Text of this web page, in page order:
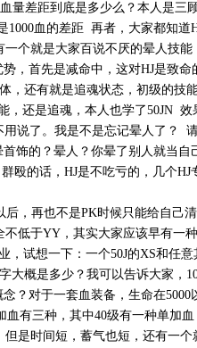
量差距到底是多少么？本人是三
血的差距 再者，大家都知道
个就是大家百说不厌的晕人技能
，首先是减命中，这对HJ是致命
，还有就是追魂状态，初级的技
，还是追魂，本人也学了50JN 效
用说了。我是不是忘记晕人了？
饰的？晕人？你晕了别人就当自
殴的话，HJ是不吃亏的，几个HJ
，再也不是PK时候只能给自己
低于YY，其实大家应该早有一
，试想一下：一个50J的XS和任意
大概是多少？我可以告诉大家，
？对于一套血装备，生命在5000
有三种，其中40级有一种单加血
是时间短，蓄气也短，还有一个